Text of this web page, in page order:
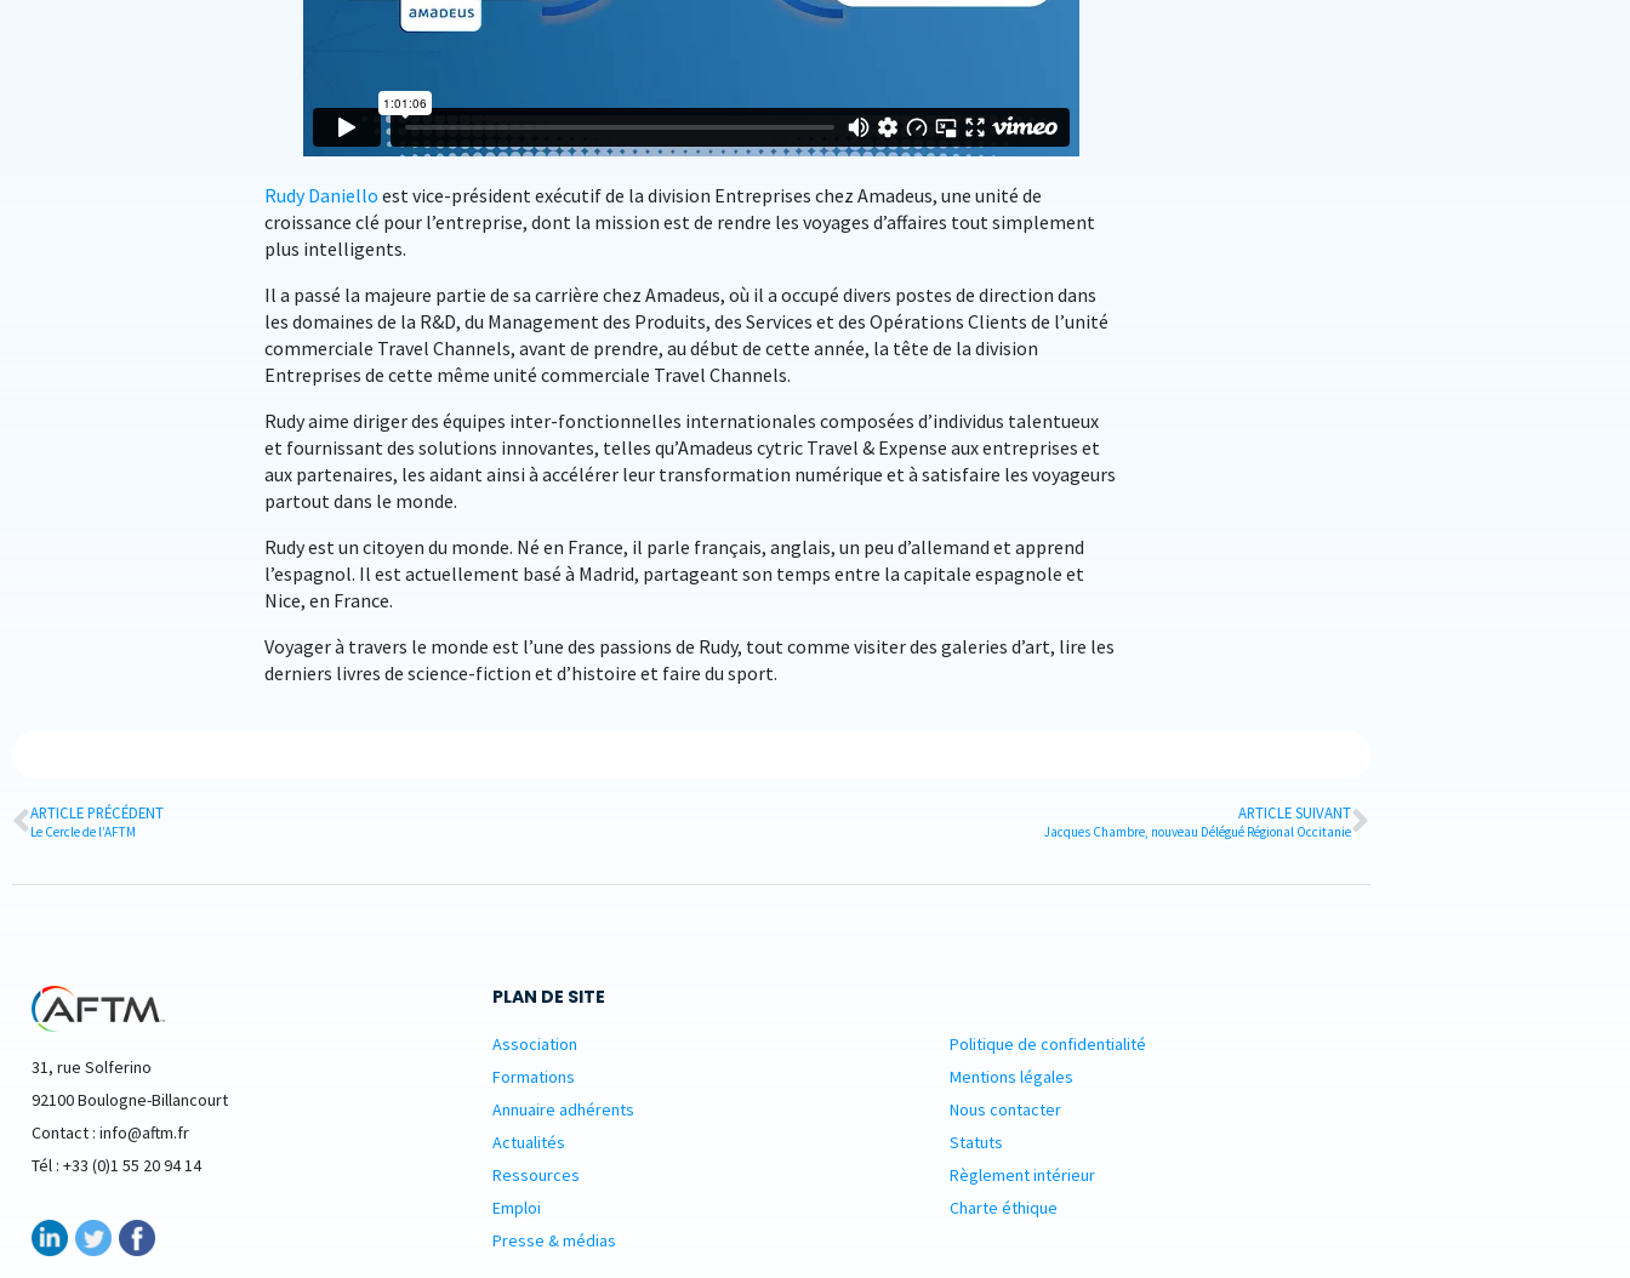
Rudy Daniello est vice-président exécutif de la division Entreprises chez Amadeus, une unité de
croissance clé pour l’entreprise, dont la mission est de rendre les voyages d’affaires tout simplement
plus intelligents.
Il a passé la majeure partie de sa carrière chez Amadeus, où il a occupé divers postes de direction dans
les domaines de la R&D, du Management des Produits, des Services et des Opérations Clients de l’unité
commerciale Travel Channels, avant de prendre, au début de cette année, la tête de la division
Entreprises de cette même unité commerciale Travel Channels.
Rudy aime diriger des équipes inter-fonctionnelles internationales composées d’individus talentueux
et fournissant des solutions innovantes, telles qu’Amadeus cytric Travel & Expense aux entreprises et
aux partenaires, les aidant ainsi à accélérer leur transformation numérique et à satisfaire les voyageurs
partout dans le monde.
Rudy est un citoyen du monde. Né en France, il parle français, anglais, un peu d’allemand et apprend
l’espagnol. Il est actuellement basé à Madrid, partageant son temps entre la capitale espagnole et
Nice, en France.
Voyager à travers le monde est l’une des passions de Rudy, tout comme visiter des galeries d’art, lire les
derniers livres de science-fiction et d’histoire et faire du sport.
ARTICLE PRÉCÉDENT
Le Cercle de l’AFTM
ARTICLE SUIVANT
Jacques Chambre, nouveau Délégué Régional Occitanie
31, rue Solferino
92100 Boulogne-Billancourt
Contact : info@aftm.fr
Tél : +33 (0)1 55 20 94 14
PLAN DE SITE
Association
Formations
Annuaire adhérents
Actualités
Ressources
Emploi
Presse & médias
Politique de confidentialité
Mentions légales
Nous contacter
Statuts
Règlement intérieur
Charte éthique